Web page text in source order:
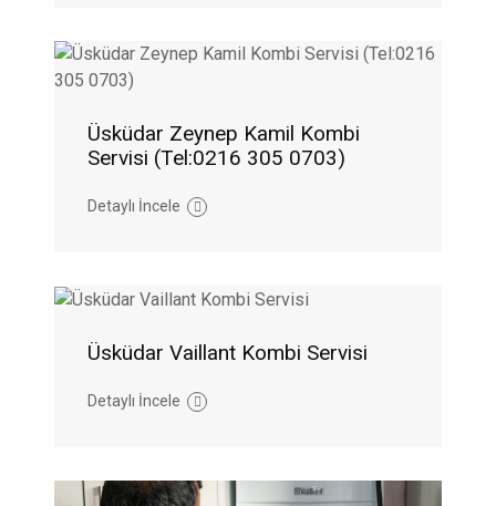
Üsküdar Zeynep Kamil Kombi
Servisi (Tel:0216 305 0703)
Detaylı İncele
Üsküdar Vaillant Kombi Servisi
Detaylı İncele